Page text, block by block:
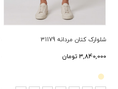
شلوارک کتان مردانه 31179
3,840,000 تومان